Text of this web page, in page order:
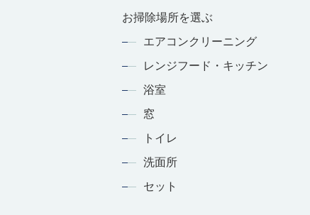
お掃除場所を選ぶ
エアコンクリーニング
レンジフード・キッチン
浴室
窓
トイレ
洗面所
セット